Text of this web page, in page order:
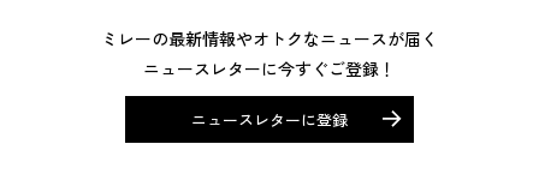
ミレーの最新情報やオトクなニュースが届く
ニュースレターに今すぐご登録！
ニュースレターに登録